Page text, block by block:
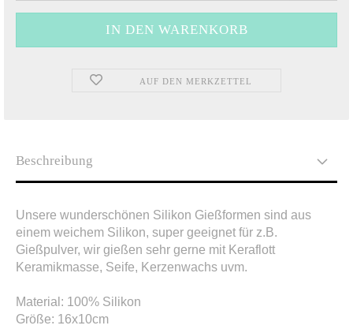
AUF DEN MERKZETTEL
Beschreibung
Unsere wunderschönen Silikon Gießformen sind aus
einem weichem Silikon, super geeignet für z.B.
Gießpulver, wir gießen sehr gerne mit Keraflott
Keramikmasse, Seife, Kerzenwachs uvm.
Material: 100% Silikon
Größe: 16x10cm